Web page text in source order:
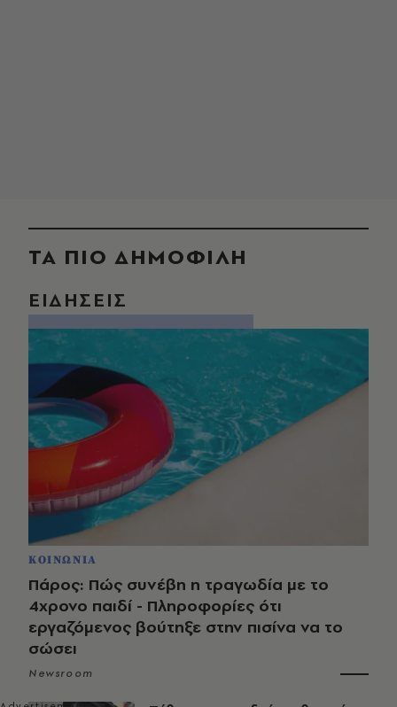
ΤΑ ΠΙΟ ΔΗΜΟΦΙΛΗ
ΕΙΔΗΣΕΙΣ
ΚΟΙΝΩΝΙΑ
Πάρος: Πώς συνέβη η τραγωδία με το
4χρονο παιδί - Πληροφορίες ότι
εργαζόμενος βούτηξε στην πισίνα να το
σώσει
Newsroom